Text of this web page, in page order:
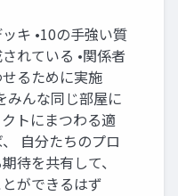
キ •10の手強い質
れている •関係者
るために実施
みんな同じ部屋に
トにまつわる適
自分たちのプロ
待を共有して、
ができるはず